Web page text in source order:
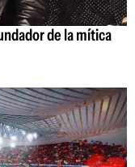
de la mítica